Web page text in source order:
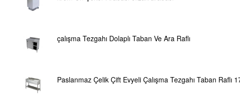
çalışma Tezgahı Dolaplı Taban Ve Ara Raflı
Paslanmaz Çelik Çift Evyeli Çalışma Tezgahı Taban Raflı